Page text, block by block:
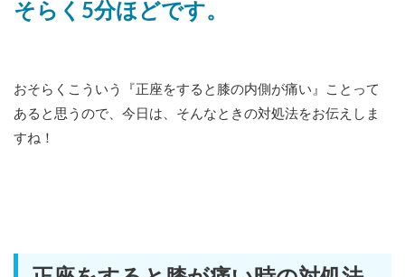
そらく5分ほどです。
おそらくこういう『正座をすると膝の内側が痛い』ことって
あると思うので、今日は、そんなときの対処法をお伝えしま
すね！